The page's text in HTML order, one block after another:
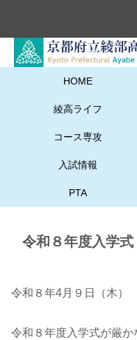
HOME
綾高ライフ
コース専攻
入試情報
PTA
令和８年度入学式
令和８年4月９日（木）
令和８年度入学式が厳か